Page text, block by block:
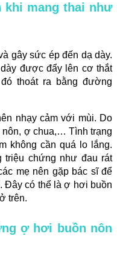
khi mang thai như
gây sức ép đến dạ dày.
được đẩy lên cơ thắt
thoát ra bằng đường
nhạy cảm với mùi. Do
ợ chua,… Tình trạng
không cần quá lo lắng.
triệu chứng như đau rát
mẹ nên gặp bác sĩ để
Đây có thể là ợ hơi buồn
trên.
ợ hơi buồn nôn